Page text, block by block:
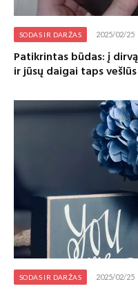
SODAS IR DARŽAS 2025/02/25
Patikrintas būdas: į
ir jūsų daigai taps
SODAS IR DARŽAS 2025/02/25